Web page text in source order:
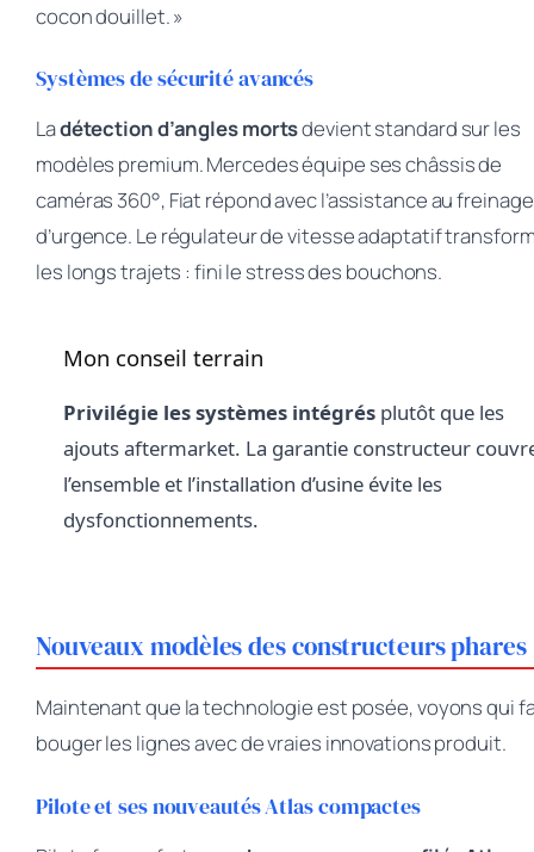
cocon douillet. »
Systèmes de sécurité avancés
Ladétection d’angles mortsdevient standard sur les
modèles premium. Mercedes équipe ses châssis de
caméras 360°, Fiat répond avec l’assistance au freinage
d’urgence. Le régulateur de vitesse adaptatif
les longs trajets : fini le stress des bouchons.
Mon conseil terrain
Privilégie les systèmes intégrés plutôt que les
ajouts aftermarket. La garantie constructeur
l’ensemble et l’installation d’usine évite les
dysfonctionnements.
Nouveaux modèles des constructeurs phares
Maintenant que la technologie est posée, voyons qui
bouger les lignes avec de vraies innovations produit.
Pilote et ses nouveautés Atlas compactes